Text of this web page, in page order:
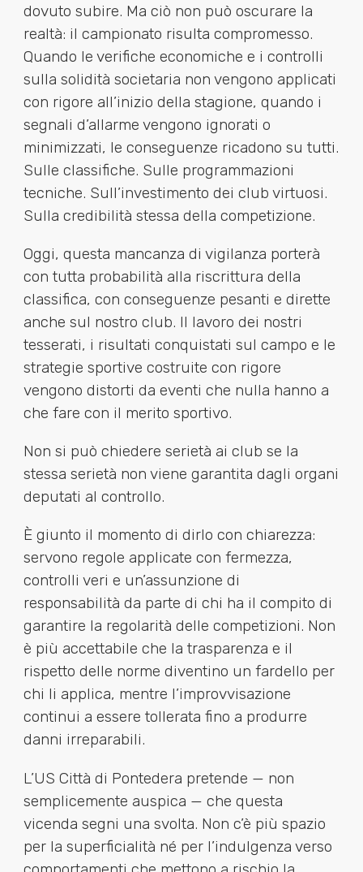
dovuto subire. Ma ciò non può oscurare la
realtà: il campionato risulta compromesso.
Quando le verifiche economiche e i controlli
sulla solidità societaria non vengono applicati
con rigore all’inizio della stagione, quando i
segnali d’allarme vengono ignorati o
minimizzati, le conseguenze ricadono su tutti.
Sulle classifiche. Sulle programmazioni
tecniche. Sull’investimento dei club virtuosi.
Sulla credibilità stessa della competizione.
Oggi, questa mancanza di vigilanza porterà
con tutta probabilità alla riscrittura della
classifica, con conseguenze pesanti e dirette
anche sul nostro club. Il lavoro dei nostri
tesserati, i risultati conquistati sul campo e le
strategie sportive costruite con rigore
vengono distorti da eventi che nulla hanno a
che fare con il merito sportivo.
Non si può chiedere serietà ai club se la
stessa serietà non viene garantita dagli organi
deputati al controllo.
È giunto il momento di dirlo con chiarezza:
servono regole applicate con fermezza,
controlli veri e un’assunzione di
responsabilità da parte di chi ha il compito di
garantire la regolarità delle competizioni. Non
è più accettabile che la trasparenza e il
rispetto delle norme diventino un fardello per
chi li applica, mentre l’improvvisazione
continui a essere tollerata fino a produrre
danni irreparabili.
L’US Città di Pontedera pretende — non
semplicemente auspica — che questa
vicenda segni una svolta. Non c’è più spazio
per la superficialità né per l’indulgenza verso